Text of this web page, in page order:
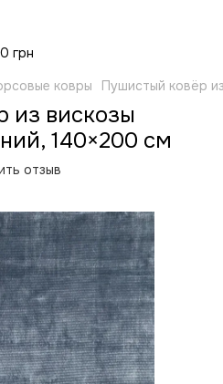
грн
ковры Пушистый ковёр
из вискозы
140×200 см
отзыв